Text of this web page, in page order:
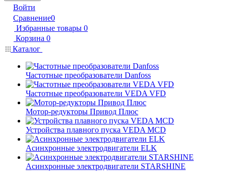
Войти
Сравнение0
Избранные товары 0
Корзина 0
Каталог
Частотные преобразователи Danfoss
Частотные преобразователи VEDA VFD
Мотор-редукторы Привод Плюс
Устройства плавного пуска VEDA MCD
Асинхронные электродвигатели ELK
Асинхронные электродвигатели STARSHINE